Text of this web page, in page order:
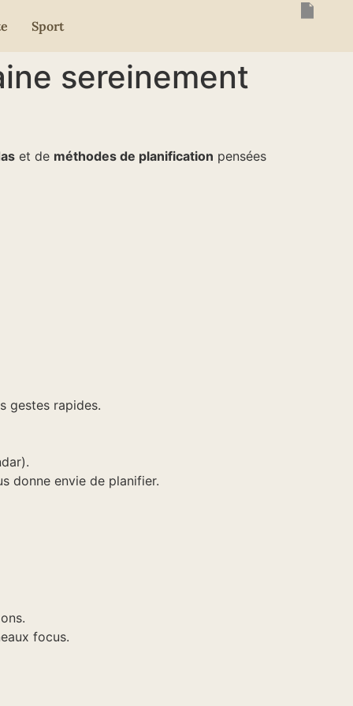
Sport
sereinement
et de méthodes de planification pensées
gestes rapides.
donne envie de planifier.
focus.